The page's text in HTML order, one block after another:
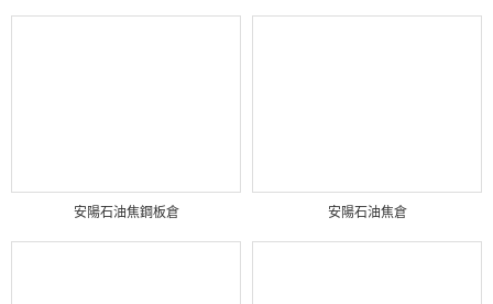
安陽石油焦鋼板倉 安陽石油焦倉